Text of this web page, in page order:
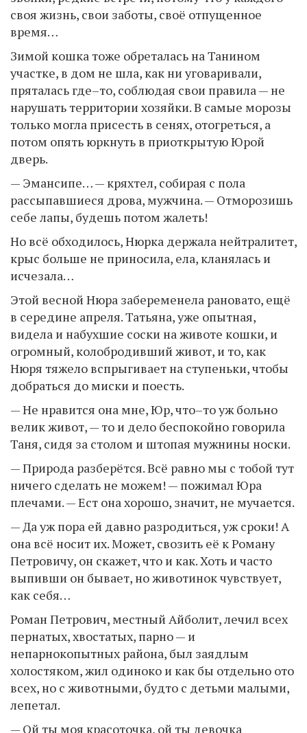
своя жизнь, свои заботы, своё отпущенное
время…
Зимой кошка тоже обреталась на Танином
участке, в дом не шла, как ни уговаривали,
пряталась где–то, соблюдая свои правила — не
нарушать территории хозяйки. В самые морозы
только могла присесть в сенях, отогреться, а
потом опять юркнуть в приоткрытую Юрой
дверь.
— Эмансипе… — кряхтел, собирая с пола
рассыпавшиеся дрова, мужчина. — Отморозишь
себе лапы, будешь потом жалеть!
Но всё обходилось, Нюрка держала нейтралитет,
крыс больше не приносила, ела, кланялась и
исчезала…
Этой весной Нюра забеременела рановато, ещё
в середине апреля. Татьяна, уже опытная,
видела и набухшие соски на животе кошки, и
огромный, колобродивший живот, и то, как
Нюря тяжело вспрыгивает на ступеньки, чтобы
добраться до миски и поесть.
— Не нравится она мне, Юр, что–то уж больно
велик живот, — то и дело беспокойно говорила
Таня, сидя за столом и штопая мужнины носки.
— Природа разберётся. Всё равно мы с тобой тут
ничего сделать не можем! — пожимал Юра
плечами. — Ест она хорошо, значит, не мучается.
— Да уж пора ей давно разродиться, уж сроки! А
она всё носит их. Может, свозить её к Роману
Петровичу, он скажет, что и как. Хоть и часто
выпивши он бывает, но животинок чувствует,
как себя…
Роман Петрович, местный Айболит, лечил всех
пернатых, хвостатых, парно — и
непарнокопытных района, был заядлым
холостяком, жил одиноко и как бы отдельно ото
всех, но с животными, будто с детьми малыми,
лепетал.
— Ой ты моя красоточка, ой ты девочка